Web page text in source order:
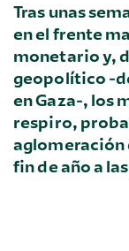
Tras unas
en el frente
monetario y,
geopolítico -
en Gaza-, los
respiro,
aglomeración
fin de año a